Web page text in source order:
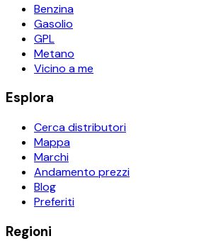
Benzina
Gasolio
GPL
Metano
Vicino a me
Esplora
Cerca distributori
Mappa
Marchi
Andamento prezzi
Blog
Preferiti
Regioni